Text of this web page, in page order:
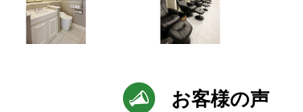
お客様の声